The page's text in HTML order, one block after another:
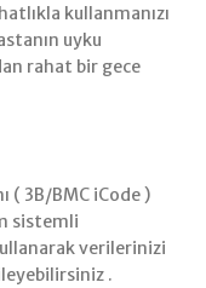
kullanmanızı
uyku
rahat bir gece
( 3B/BMC iCode )
sistemli
verilerinizi
.